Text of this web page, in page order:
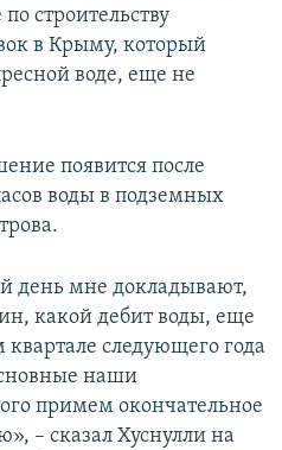
строительству
в Крыму, который
воде, еще не
появится после
воды в подземных
день мне докладывают,
какой дебит воды, еще
следующего года
наши
примем окончательное
– сказал Хуснулли на